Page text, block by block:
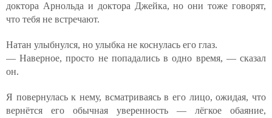
доктора Арнольда и доктора Джейка, но они тоже говорят,
что тебя не встречают.
Натан улыбнулся, но улыбка не коснулась его глаз.
— Наверное, просто не попадались в одно время, — сказал
он.
Я повернулась к нему, всматриваясь в его лицо, ожидая, что
вернётся его обычная уверенность — лёгкое обаяние,